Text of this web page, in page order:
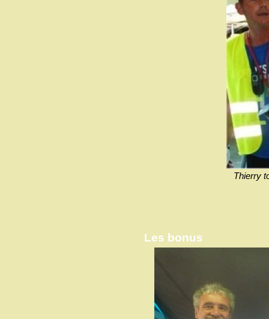
Thierry
Les bonus